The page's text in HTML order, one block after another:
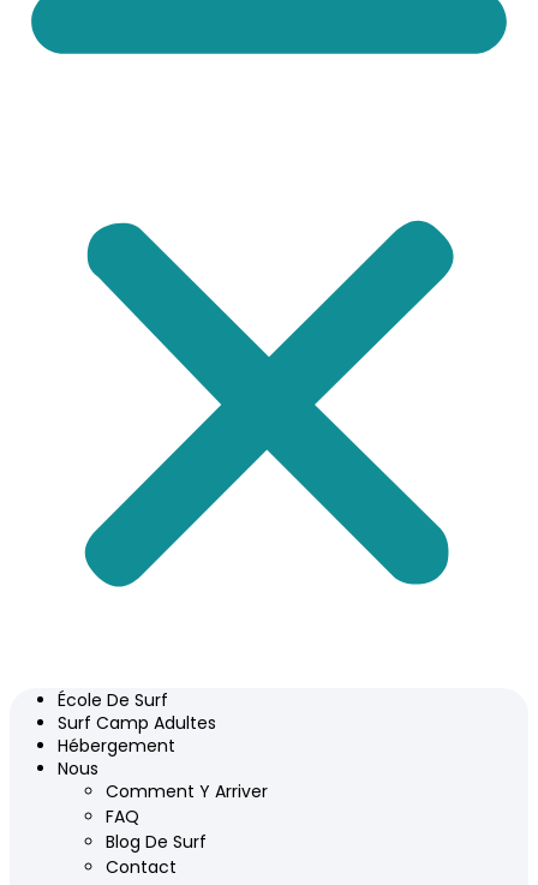
École De Surf
Surf Camp Adultes
Hébergement
Nous
Comment Y Arriver
FAQ
Blog De Surf
Contact